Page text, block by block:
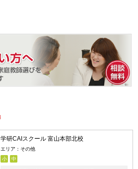
学研CAIスクール 富山本部北校
エリア：その他
小
中